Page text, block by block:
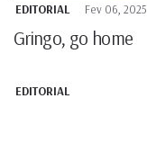
EDITORIAL Fev 06, 2025
Gringo, go home
EDITORIAL